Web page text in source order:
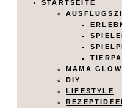
STARTSEITE
MAMA GLOW
DIY
LIFESTYLE